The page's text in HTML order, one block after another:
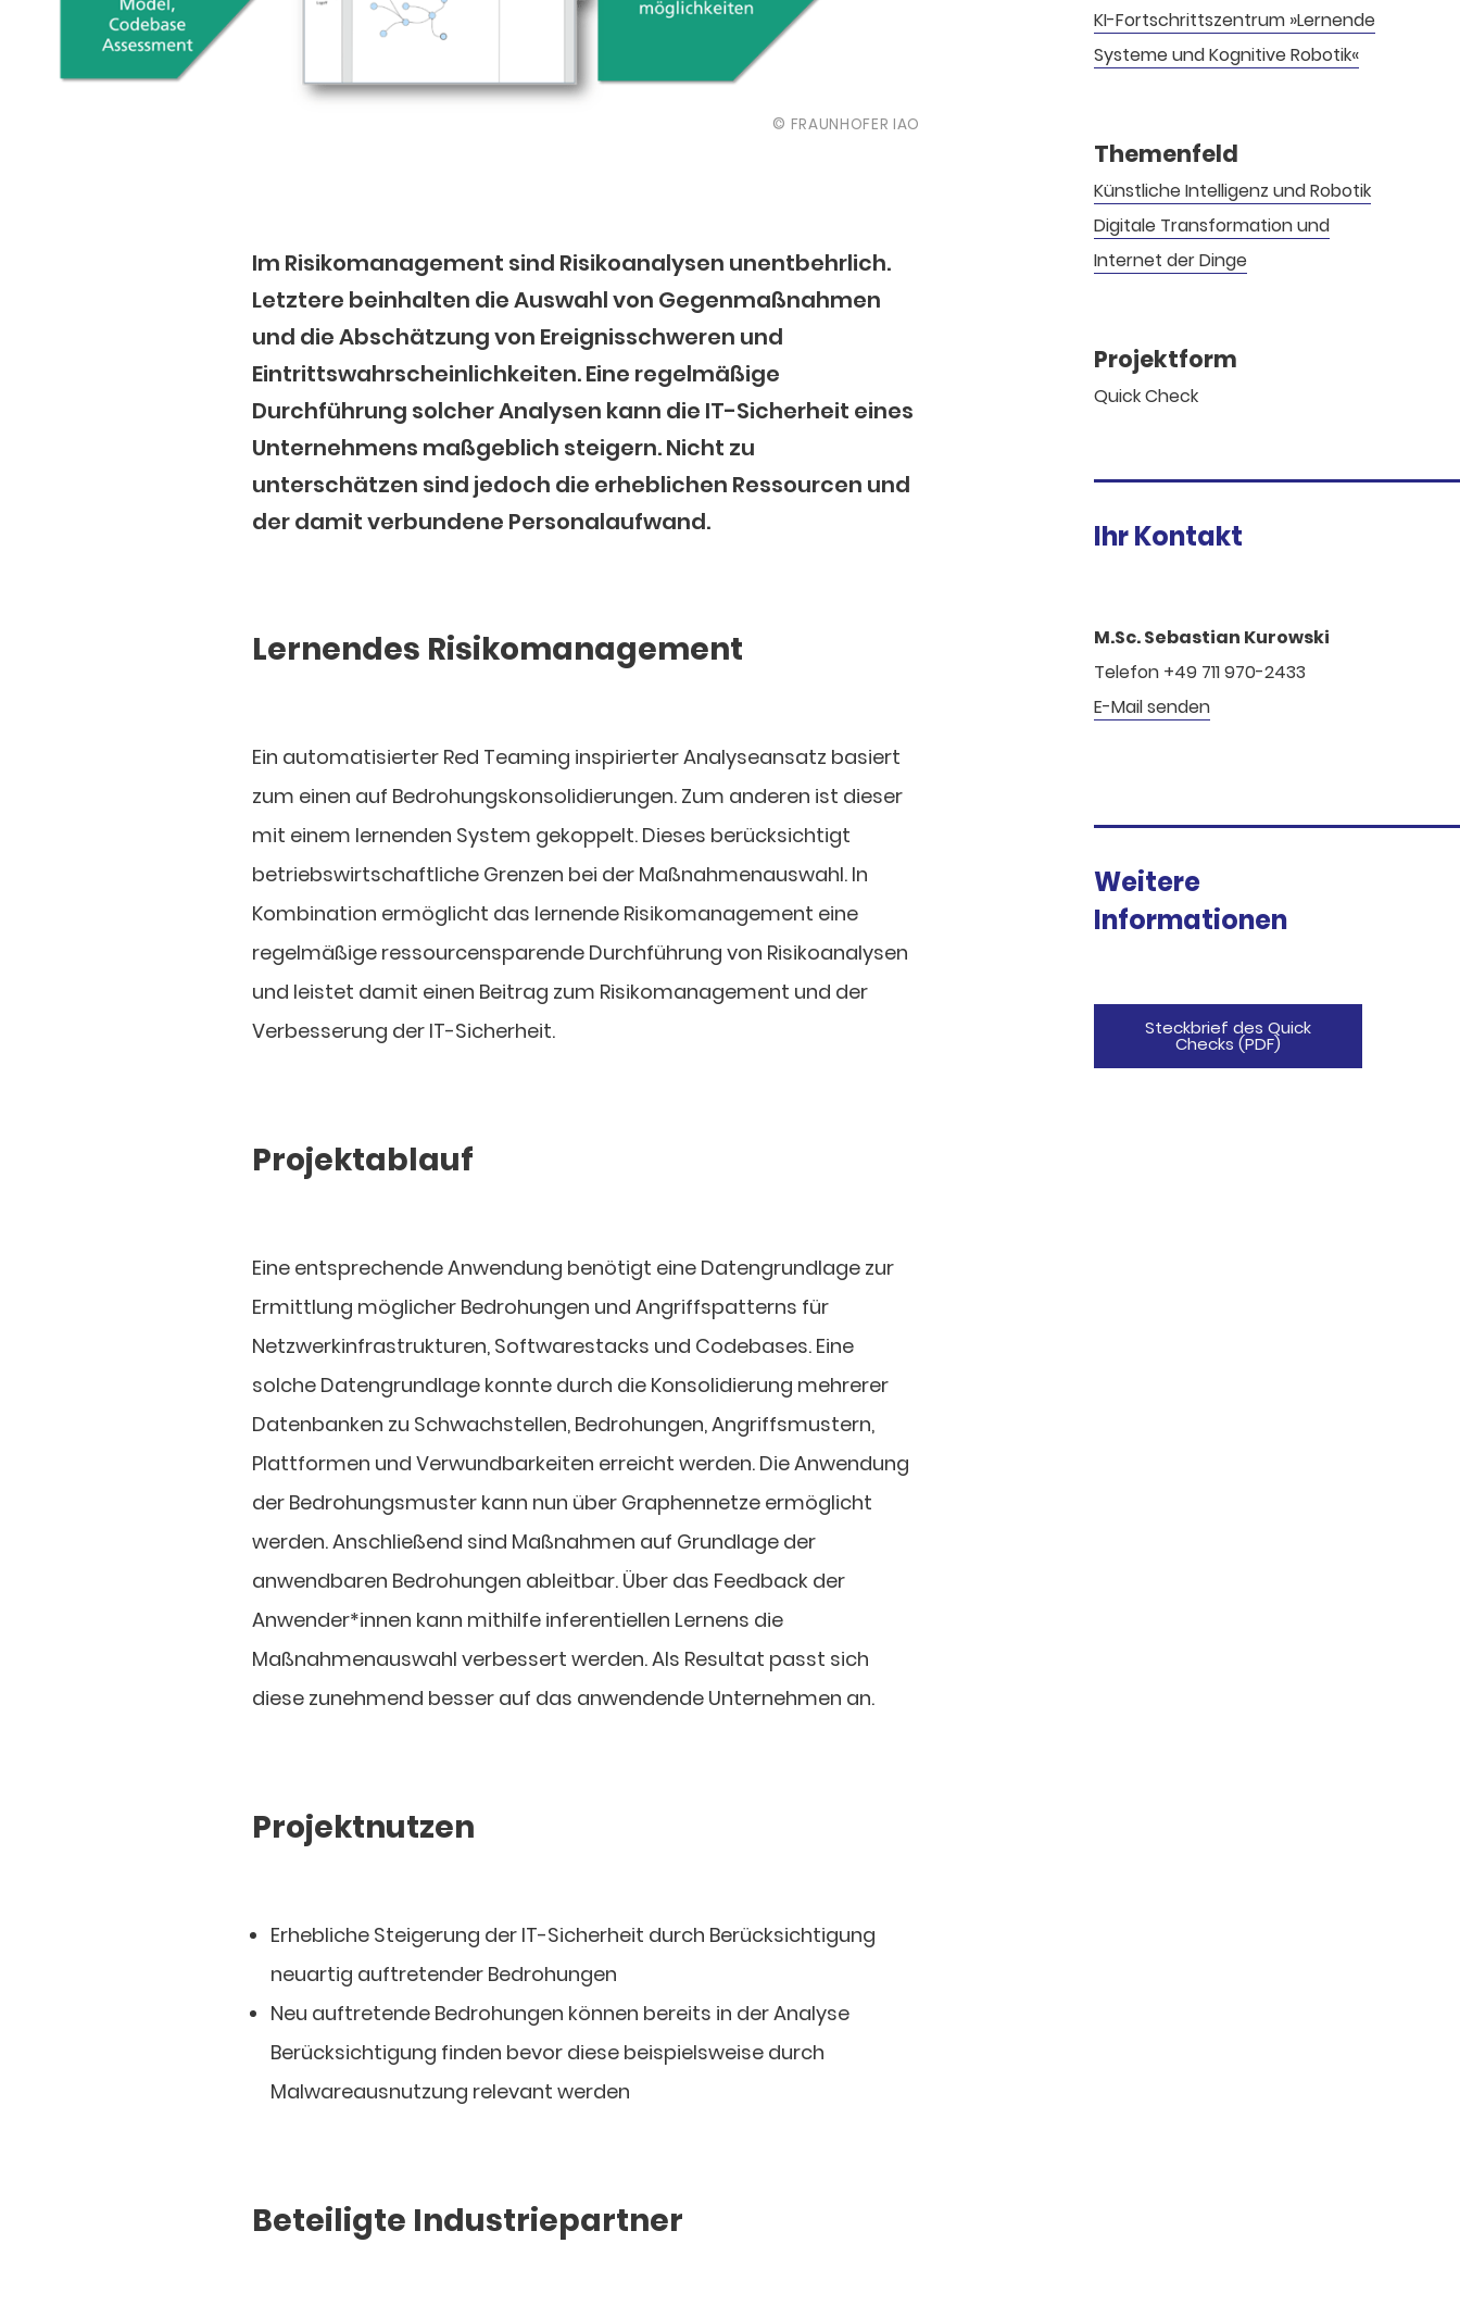
© FRAUNHOFER IAO
Im Risikomanagement sind Risikoanalysen unentbehrlich.
Letztere beinhalten die Auswahl von Gegenmaßnahmen
und die Abschätzung von Ereignisschweren und
Eintrittswahrscheinlichkeiten. Eine regelmäßige
Durchführung solcher Analysen kann die IT-Sicherheit eines
Unternehmens maßgeblich steigern. Nicht zu
unterschätzen sind jedoch die erheblichen Ressourcen und
der damit verbundene Personalaufwand.
Lernendes Risikomanagement
Ein automatisierter Red Teaming inspirierter Analyseansatz basiert
zum einen auf Bedrohungskonsolidierungen. Zum anderen ist dieser
mit einem lernenden System gekoppelt. Dieses berücksichtigt
betriebswirtschaftliche Grenzen bei der Maßnahmenauswahl. In
Kombination ermöglicht das lernende Risikomanagement eine
regelmäßige ressourcensparende Durchführung von Risikoanalysen
und leistet damit einen Beitrag zum Risikomanagement und der
Verbesserung der IT-Sicherheit.
Projektablauf
Eine entsprechende Anwendung benötigt eine Datengrundlage zur
Ermittlung möglicher Bedrohungen und Angriffspatterns für
Netzwerkinfrastrukturen, Softwarestacks und Codebases. Eine
solche Datengrundlage konnte durch die Konsolidierung mehrerer
Datenbanken zu Schwachstellen, Bedrohungen, Angriffsmustern,
Plattformen und Verwundbarkeiten erreicht werden. Die Anwendung
der Bedrohungsmuster kann nun über Graphennetze ermöglicht
werden. Anschließend sind Maßnahmen auf Grundlage der
anwendbaren Bedrohungen ableitbar. Über das Feedback der
Anwender*innen kann mithilfe inferentiellen Lernens die
Maßnahmenauswahl verbessert werden. Als Resultat passt sich
diese zunehmend besser auf das anwendende Unternehmen an.
Projektnutzen
Erhebliche Steigerung der IT-Sicherheit durch Berücksichtigung
neuartig auftretender Bedrohungen
Neu auftretende Bedrohungen können bereits in der Analyse
Berücksichtigung finden bevor diese beispielsweise durch
Malwareausnutzung relevant werden
Beteiligte Industriepartner
KI-Fortschritts­zentrum »Lernende
Systeme und Kognitive Robotik«
Themenfeld
Künstliche Intelligenz und Robotik
Digitale Transformation und
Internet der Dinge
Projektform
Quick Check
Ihr Kontakt
M.Sc. Sebastian Kurowski
Telefon +49 711 970-2433
E-Mail senden
Weitere
Informationen
Steckbrief des Quick
Checks (PDF)